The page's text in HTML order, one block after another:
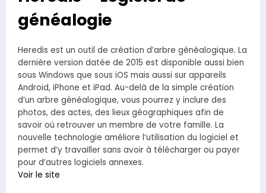
généalogie
Heredis est un outil de création d’arbre généalogique. La
dernière version datée de 2015 est disponible aussi bien
sous Windows que sous iOS mais aussi sur appareils
Android, iPhone et iPad. Au-delà de la simple création
d’un arbre généalogique, vous pourrez y inclure des
photos, des actes, des lieux géographiques afin de
savoir où retrouver un membre de votre famille. La
nouvelle technologie améliore l’utilisation du logiciel et
permet d’y travailler sans avoir à télécharger ou payer
pour d’autres logiciels annexes.
Voir le site